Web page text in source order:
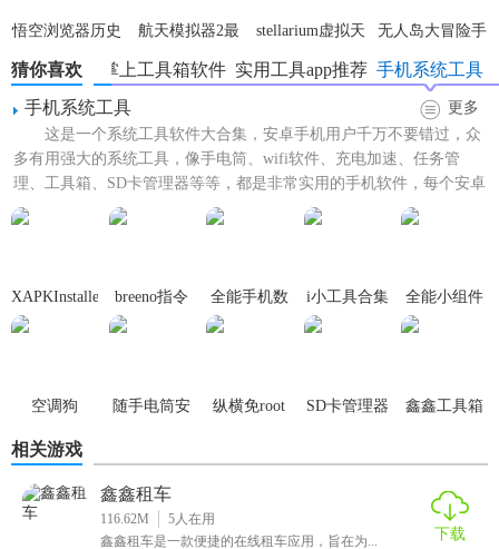
【鑫鑫工具箱app亮点】
App涵盖了超多使用小组件，可以轻松一键便捷操作，安全性
很高。
超全面的手机应用工具，提供悬浮计算器、语言翻译、跑马
【鑫鑫工具箱app优势】
在线体验。
2.第一时间感受最全的手机工具箱，最全的客户查询各项功能
都非常简化。
3.即时查询最全功能信息内容，让用户立即感受不同的辅助工
悟空浏览器历史
版本
航天模拟器2最
新版
stellarium虚拟天
文台
无人岛大冒险手
机版
猜你喜欢 手机系统工具
实用工具app推荐
智能掌上工具箱软件
手机系统工具
更多
这是一个系统工具软件大合集，安卓手机用户千万不要错过，众
多有用强大的系统工具，像手电筒、wifi软件、充电加速、任务管
理、工具箱、SD卡管理器等等，都是非常实用的手机软件，每个安卓
手机必备软件，有了这...
XAPKInstaller
breeno指令
全能手机数
i小工具合集
全能小组件
空调狗
随手电筒安
纵横免root
SD卡管理器 鑫鑫工具箱
相关游戏
鑫鑫租车
116.62M 5 人在用
鑫鑫租车是一款便捷的在线租车应用，旨在为...
下载